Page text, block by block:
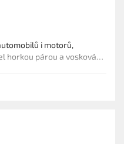
i motorů,
horkou párou a voskování